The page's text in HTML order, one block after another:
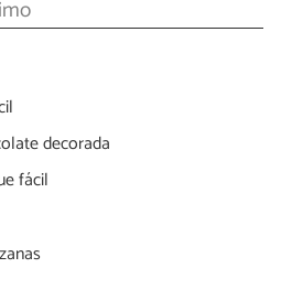
decorada
fácil